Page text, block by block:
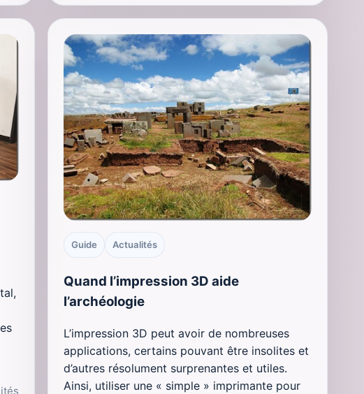
Guide Actualités
Quand l’impression 3D aide
l’archéologie
L’impression 3D peut avoir de nombreuses
applications, certains pouvant être insolites et
d’autres résolument surprenantes et utiles.
Ainsi, utiliser une « simple » imprimante pour